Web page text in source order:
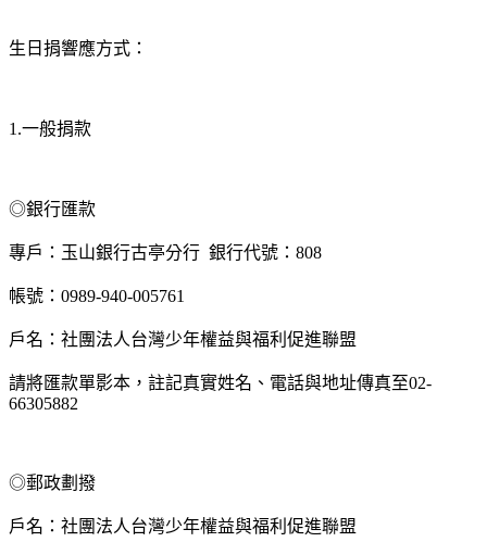
生日捐響應方式：
1.一般捐款
◎銀行匯款
專戶：玉山銀行古亭分行 銀行代號： 808
帳號： 0989-940-005761
戶名：社團法人台灣少年權益與福利促進聯盟
請將匯款單影本，註記真實姓名、電話與地址傳真至02-
66305882
◎郵政劃撥
戶名：社團法人台灣少年權益與福利促進聯盟